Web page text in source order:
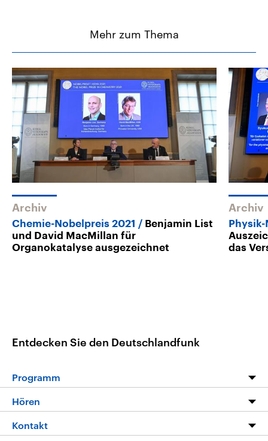
Mehr zum Thema
Archiv
Chemie-Nobelpreis 2021
Benjamin List
und David MacMillan für
Organokatalyse ausgezeichnet
Archiv
das
Entdecken Sie den Deutschlandfunk
Programm
Die Nachrichten
Hören
Livestream
Kontakt